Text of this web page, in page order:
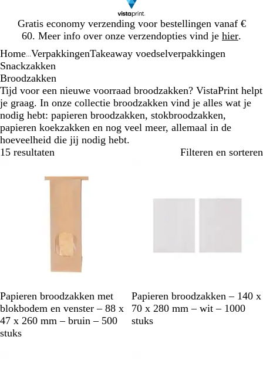
Gratis economy verzending voor bestellingen vanaf €
60. Meer info over onze verzendopties vind je hier.
1
Home VerpakkingenTakeaway voedselverpakkingen
Snackzakken
Broodzakken
Tijd voor een nieuwe voorraad broodzakken? VistaPrint helpt
je graag. In onze collectie broodzakken vind je alles wat je
nodig hebt: papieren broodzakken, stokbroodzakken,
papieren koekzakken en nog veel meer, allemaal in de
hoeveelheid die jij nodig hebt.
15 resultaten
Filteren en sorteren
B
r
u
i
Papieren broodzakken met
blokbodem en venster – 88 x
47 x 260 mm – bruin – 500
stuks
W
i
t
Papieren broodzakken – 140 x
70 x 280 mm – wit – 1000
stuks